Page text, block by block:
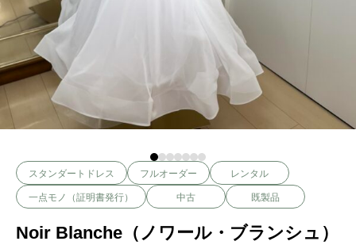
スタンダートドレス フルオーダー レンタル
一点モノ（証明書発行） 中古 既製品
Noir Blanche（ノワール・ブランシュ）